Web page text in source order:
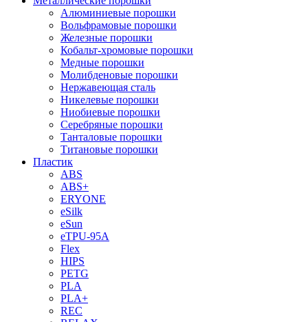
Алюминиевые порошки
Вольфрамовые порошки
Железные порошки
Кобальт-хромовые порошки
Медные порошки
Молибденовые порошки
Нержавеющая сталь
Никелевые порошки
Ниобиевые порошки
Серебряные порошки
Танталовые порошки
Титановые порошки
Пластик
ABS
ABS+
ERYONE
eSilk
eSun
eTPU-95A
Flex
HIPS
PETG
PLA
PLA+
REC